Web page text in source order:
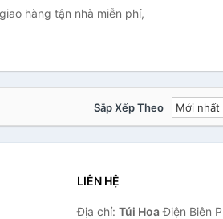
hàng tận nhà miễn phí,
Sắp Xếp Theo
LIÊN HỆ
Địa chỉ: Túi HoaĐiện Biên